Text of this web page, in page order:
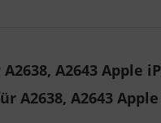
A2643 Apple
A2643